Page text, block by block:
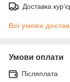
Доставка
Всі умови
Умови оплати
Післяплата